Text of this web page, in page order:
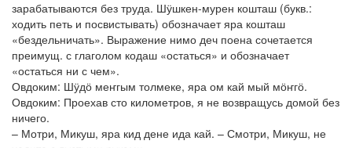
зарабатываются без труда. Шӱшкен-мурен кошташ (букв.:
ходить петь и посвистывать) обозначает яра кошташ
«бездельничать». Выражение нимо деч поена сочетается
преимущ. с глаголом кодаш «остаться» и обозначает
«остаться ни с чем».
Овдоким: Шӱдӧ меҥгым толмеке, яра ом кай мый мӧҥгӧ.
Овдоким: Проехав сто километров, я не возвращусь домой без
ничего.
– Мотри, Микуш, яра кид дене ида кай. – Смотри, Микуш, не